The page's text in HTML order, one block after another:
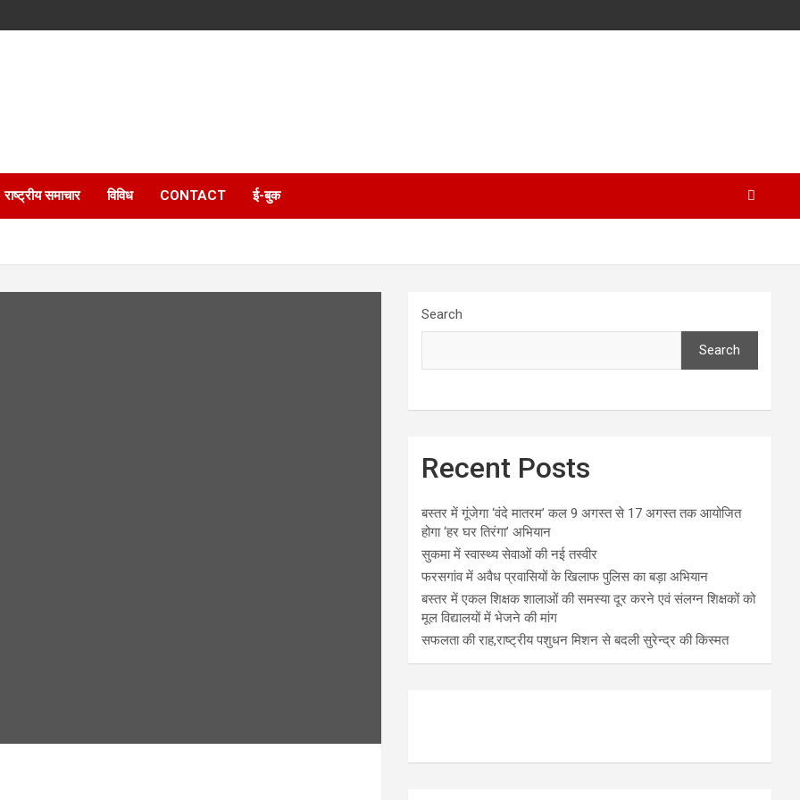
राष्ट्रीय समाचार विविध CONTACT ई-बुक
Search
Search
Recent Posts
बस्तर में गूंजेगा ‘वंदे मातरम’ कल 9 अगस्त से 17 अगस्त तक आयोजित
होगा ‘हर घर तिरंगा’ अभियान
सुकमा में स्वास्थ्य सेवाओं की नई तस्वीर
फरसगांव में अवैध प्रवासियों के खिलाफ पुलिस का बड़ा अभियान
बस्तर में एकल शिक्षक शालाओं की समस्या दूर करने एवं संलग्न शिक्षकों को
मूल विद्यालयों में भेजने की मांग
सफलता की राह,राष्ट्रीय पशुधन मिशन से बदली सुरेन्द्र की किस्मत